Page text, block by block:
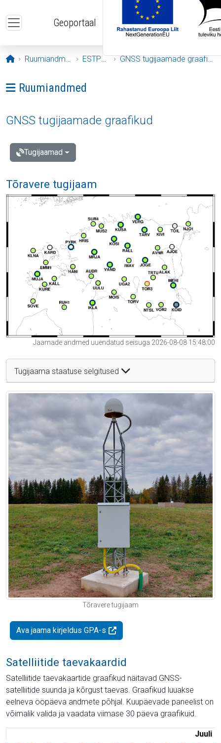
Geoportaal
Avaleht
Ruumiandmed ESTPOS GNSS tugijaamade graafikud
Ava menüü: Ruumiandmed
Ruumiandmed
GNSS tugijaamade graafikud
Tugijaamad
Tõravere tugijaam
Jaamade andmed uuendatud seisuga 2026-08-08 15:48:00
Tugijaama staatuse selgitused
Tõravere tugijaam
Ava jaama kirjeldus GPA-s
Satelliitide taevakaardid
Satelliitide taevakaartide graafikud näitavad GNSS-
satelliitide suunda ja kõrgust taevas. Graafikud luuakse
eelneva ööpäeva andmete põhjal. Kuupäevade paneelist on
võimalik valida ja vaadata viimase 30 päeva graafikuid.
Juuli